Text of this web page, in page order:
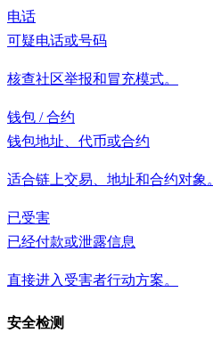
电话
可疑电话或号码
核查社区举报和冒充模式。
钱包 / 合约
钱包地址、代币或合约
适合链上交易、地址和合约对象。
已受害
已经付款或泄露信息
直接进入受害者行动方案。
安全检测